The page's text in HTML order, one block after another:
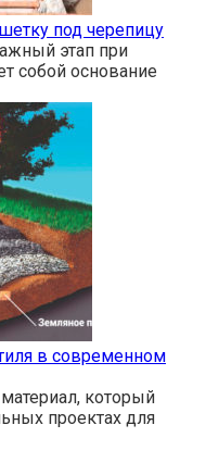
под черепицу
этап при
собой основание
в современном
который
проектах для